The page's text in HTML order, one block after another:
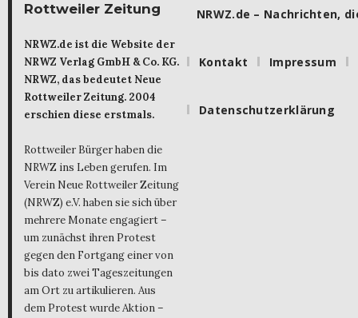
Rottweiler Zeitung
NRWZ.de ist die Website der
NRWZ Verlag GmbH & Co. KG.
NRWZ, das bedeutet Neue
Rottweiler Zeitung. 2004
erschien diese erstmals.
Rottweiler Bürger haben die
NRWZ ins Leben gerufen. Im
Verein Neue Rottweiler Zeitung
(NRWZ) e.V. haben sie sich über
mehrere Monate engagiert –
um zunächst ihren Protest
gegen den Fortgang einer von
bis dato zwei Tageszeitungen
am Ort zu artikulieren. Aus
dem Protest wurde Aktion –
NRWZ.de – Nachrichten,
Kontakt Impressum
Datenschutzerklärung